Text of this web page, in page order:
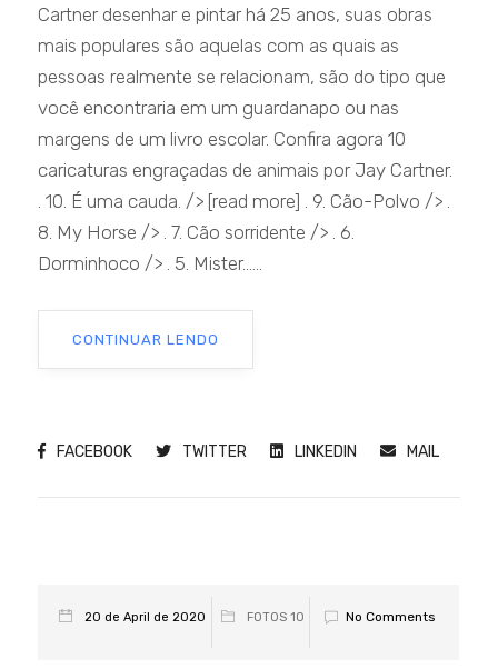
Cartner desenhar e pintar há 25 anos, suas obras
mais populares são aquelas com as quais as
pessoas realmente se relacionam, são do tipo que
você encontraria em um guardanapo ou nas
margens de um livro escolar. Confira agora 10
caricaturas engraçadas de animais por Jay Cartner.
. 10. É uma cauda. /> [read more] . 9. Cão-Polvo /> .
8. My Horse /> . 7. Cão sorridente /> . 6.
Dorminhoco /> . 5. Mister......
CONTINUAR LENDO
FACEBOOK TWITTER LINKEDIN MAIL
20 de April de 2020 FOTOS 10 No Comments